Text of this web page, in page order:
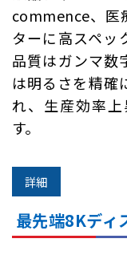
commence、医
ターに高スペッ
品質はガンマ数
は明るさを精確
れ、生産効率
す。
詳細
最先端8Kディ